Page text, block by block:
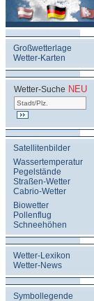
Großwetterlage
Wetter-Karten
Wetter-Suche NEU
Satellitenbilder
Wassertemperatur
Pegelstände
Straßen-Wetter
Cabrio-Wetter
Biowetter
Pollenflug
Schneehöhen
Wetter-Lexikon
Wetter-News
Symbollegende